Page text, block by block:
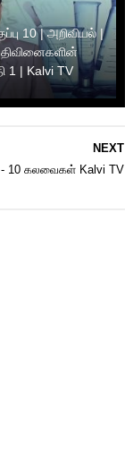
10 | அறிவியல் |
1 | Kalvi TV
NEXT
- 10 கலவைகள் Kalvi TV